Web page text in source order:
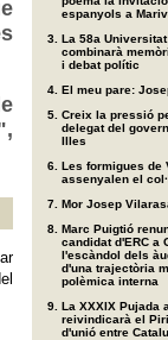
espanyols a
La 58a
combinarà
i debat polític
El meu pare:
Creix la pressió
delegat del
Illes
Les formigues de
assenyalen el
Mor Josep
Marc Puigtió
candidat d'ERC a
l'escàndol dels
d'una trajectòria
polèmica interna
La XXXIX Pujada
reivindicarà el
d'unió entre